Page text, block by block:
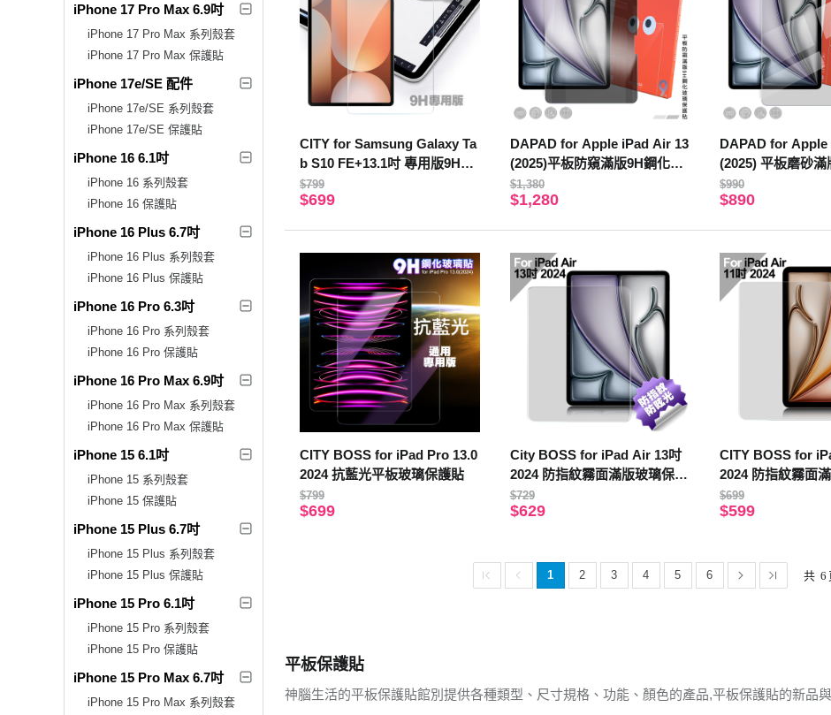
iPhone 17 Pro Max 6.9吋
iPhone 17 Pro Max 系列殼套
iPhone 17 Pro Max 保護貼
iPhone 17e/SE 配件
iPhone 17e/SE 系列殼套
iPhone 17e/SE 保護貼
iPhone 16 6.1吋
iPhone 16 系列殼套
iPhone 16 保護貼
iPhone 16 Plus 6.7吋
iPhone 16 Plus 系列殼套
iPhone 16 Plus 保護貼
iPhone 16 Pro 6.3吋
iPhone 16 Pro 系列殼套
iPhone 16 Pro 保護貼
iPhone 16 Pro Max 6.9吋
iPhone 16 Pro Max 系列殼套
iPhone 16 Pro Max 保護貼
iPhone 15 6.1吋
iPhone 15 系列殼套
iPhone 15 保護貼
iPhone 15 Plus 6.7吋
iPhone 15 Plus 系列殼套
iPhone 15 Plus 保護貼
iPhone 15 Pro 6.1吋
iPhone 15 Pro 系列殼套
iPhone 15 Pro 保護貼
iPhone 15 Pro Max 6.7吋
iPhone 15 Pro Max 系列殼套
CITY for Samsung Galaxy Ta
b S10 FE+13.1吋 專用版9H鋼
化玻璃保護貼
$799
$699
DAPAD for Apple iPad Air 13
(2025)平板防窺滿版9H鋼化玻
璃保護貼
$1,380
$1,280
DAPAD for Apple
(2025) 平板磨砂滿
璃保護貼
$990
$890
CITY BOSS for iPad Pro 13.0
2024 抗藍光平板玻璃保護貼
$799
$699
City BOSS for iPad Air 13吋
2024 防指紋霧面滿版玻璃保護
貼
$729
$629
CITY BOSS for
2024 防指紋霧面
貼
$699
$599
1 2 3 4 5 6 共 6
平板保護貼
神腦生活的平板保護貼館別提供各種類型、尺寸規格、功能、顏色的產品,平板保護貼的新品